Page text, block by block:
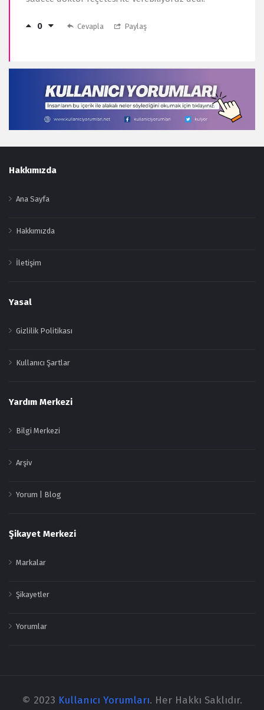
0 Cevapla Paylaş
Footer
Hakkımızda
Ana Sayfa
Hakkımızda
İletişim
Yasal
Gizlilik Politikası
Kullanıcı Şartlar
Yardım Merkezi
Bilgi Merkezi
Arşiv
Yorum | Blog
Şikayet Merkezi
Markalar
Şikayetler
Yorumlar
© 2023 Kullanıcı Yorumları. Her Hakkı Saklıdır.